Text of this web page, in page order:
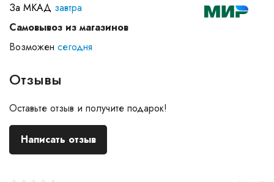
За МКАД завтра
Самовывоз из магазинов
Возможен сегодня
Отзывы
Оставьте отзыв и получите подарок!
Написать отзыв